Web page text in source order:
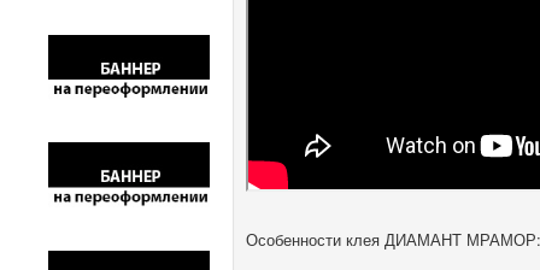
Особенности клея ДИАМАНТ